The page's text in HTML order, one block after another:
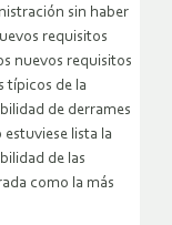
sin haber
requisitos
nuevos requisitos
típicos de la
de derrames
lista la
de las
como la más